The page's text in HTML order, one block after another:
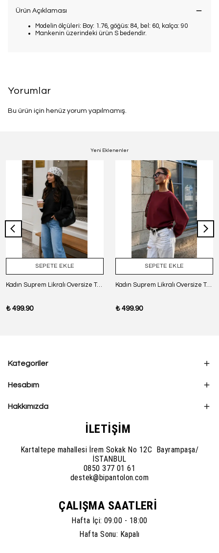
Ürün Açıklaması
Modelin ölçüleri: Boy: 1.76, göğüs: 84, bel: 60, kalça: 90
Mankenin üzerindeki ürün S bedendir.
Yorumlar
Bu ürün için henüz yorum yapılmamış.
Yeni Eklenenler
SEPETE EKLE
Kadın Suprem Likralı Oversize T-Shirt - SİYAH
₺ 499.90
SEPETE EKLE
Kadın Suprem Likralı Oversize T-Shirt - BORDO
₺ 499.90
Kategoriler
Hesabım
Hakkımızda
İLETİŞİM
Kartaltepe mahallesi İrem Sokak No 12C Bayrampaşa/
İSTANBUL
0850 377 01 61
destek@bipantolon.com
ÇALIŞMA SAATLERİ
Hafta İçi: 09:00 - 18:00
Hafta Sonu: Kapalı